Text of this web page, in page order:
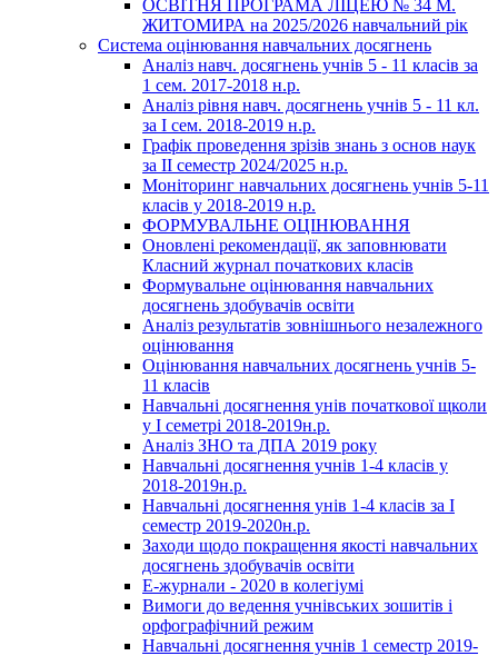
ОСВІТНЯ ПРОГРАМА ЛІЦЕЮ № 34 М.
ЖИТОМИРА на 2025/2026 навчальний рік
Система оцінювання навчальних досягнень
Аналіз навч. досягнень учнів 5 - 11 класів за
1 сем. 2017-2018 н.р.
Аналіз рівня навч. досягнень учнів 5 - 11 кл.
за І сем. 2018-2019 н.р.
Графік проведення зрізів знань з основ наук
за ІІ семестр 2024/2025 н.р.
Моніторинг навчальних досягнень учнів 5-11
класів у 2018-2019 н.р.
ФОРМУВАЛЬНЕ ОЦІНЮВАННЯ
Оновлені рекомендації, як заповнювати
Класний журнал початкових класів
Формувальне оцінювання навчальних
досягнень здобувачів освіти
Аналіз результатів зовнішнього незалежного
оцінювання
Оцінювання навчальних досягнень учнів 5-
11 класів
Навчальні досягнення унів початкової щколи
у І семетрі 2018-2019н.р.
Аналіз ЗНО та ДПА 2019 року
Навчальні досягнення учнів 1-4 класів у
2018-2019н.р.
Навчальні досягнення унів 1-4 класів за І
семестр 2019-2020н.р.
Заходи щодо покращення якості навчальних
досягнень здобувачів освіти
Е-журнали - 2020 в колегіумі
Вимоги до ведення учнівських зошитів і
орфографічний режим
Навчальні досягнення учнів 1 семестр 2019-